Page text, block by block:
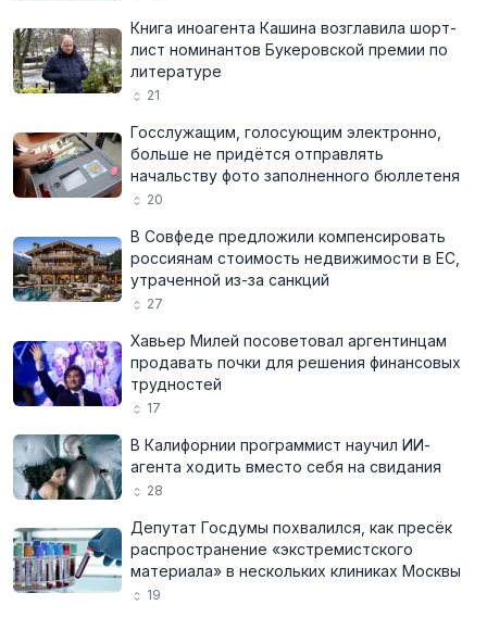
Книга иноагента Кашина возглавила шорт-
лист номинантов Букеровской премии по
литературе
21
Госслужащим, голосующим электронно,
больше не придётся отправлять
начальству фото заполненного бюллетеня
20
В Совфеде предложили компенсировать
россиянам стоимость недвижимости в ЕС,
утраченной из-за санкций
27
Хавьер Милей посоветовал аргентинцам
продавать почки для решения финансовых
трудностей
17
В Калифорнии программист научил ИИ-
агента ходить вместо себя на свидания
28
Депутат Госдумы похвалился, как пресёк
распространение «экстремистского
материала» в нескольких клиниках Москвы
19